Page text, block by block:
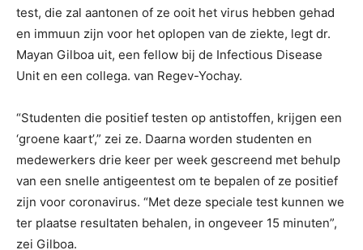
test, die zal aantonen of ze ooit het virus hebben gehad
en immuun zijn voor het oplopen van de ziekte, legt dr.
Mayan Gilboa uit, een fellow bij de Infectious Disease
Unit en een collega. van Regev-Yochay.
“Studenten die positief testen op antistoffen, krijgen een
‘groene kaart’,” zei ze. Daarna worden studenten en
medewerkers drie keer per week gescreend met behulp
van een snelle antigeentest om te bepalen of ze positief
zijn voor coronavirus. “Met deze speciale test kunnen we
ter plaatse resultaten behalen, in ongeveer 15 minuten”,
zei Gilboa.